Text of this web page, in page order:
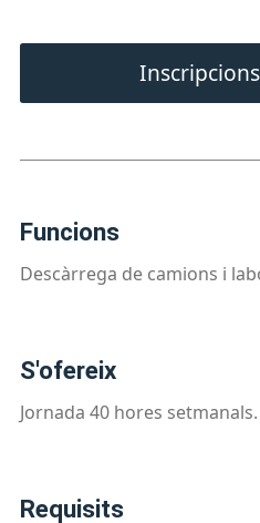
funcions
Descàrrega de camions i
s'ofereix
Jornada 40 hores setmanals.
requisits